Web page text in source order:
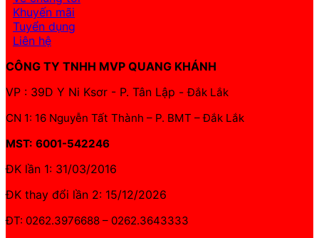
Khuyến mãi
Tuyển dụng
Liên hệ
CÔNG TY TNHH MVP QUANG KHÁNH
VP : 39D Y Ni Ksơr - P. Tân Lập -Đắk Lắk
CN 1: 16 Nguyễn Tất Thành – P. BMT – Đắk Lắk
MST: 6001-542246
ĐK lần 1: 31/03/2016
ĐK thay đổi lần 2: 15/12/2026
ĐT: 0262.3976688 – 0262.3643333